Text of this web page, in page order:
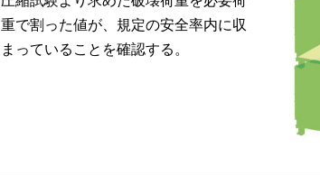
重で割った値が、規定の安全率内に収
まっていることを確認する。